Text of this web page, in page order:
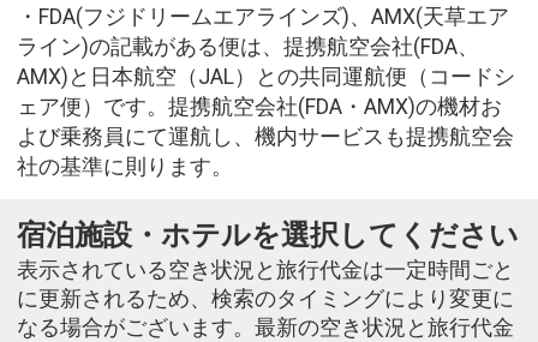
・FDA(フジドリームエアラインズ)、AMX(天草エア
ライン)の記載がある便は、提携航空会社(FDA、
AMX)と日本航空（JAL）との共同運航便（コードシ
ェア便）です。提携航空会社(FDA・AMX)の機材お
よび乗務員にて運航し、機内サービスも提携航空会
社の基準に則ります。
宿泊施設・ホテルを選択してください
表示されている空き状況と旅行代金は一定時間ごと
に更新されるため、検索のタイミングにより変更に
なる場合がございます。最新の空き状況と旅行代金